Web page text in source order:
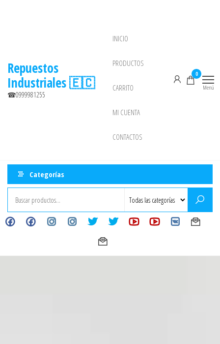
Repuestos
Industriales 🇪🇨
☎0999981255
INICIO
PRODUCTOS
CARRITO
MI CUENTA
CONTACTOS
0
Menú
Categorías